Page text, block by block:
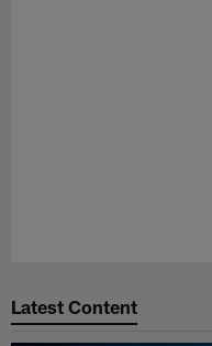
Latest Content